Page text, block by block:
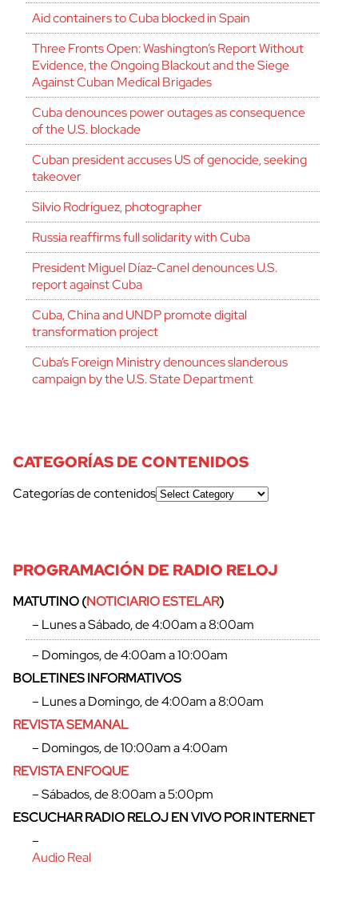
Aid containers to Cuba blocked in Spain
Three Fronts Open: Washington’s Report Without
Evidence, the Ongoing Blackout and the Siege
Against Cuban Medical Brigades
Cuba denounces power outages as consequence
of the U.S. blockade
Cuban president accuses US of genocide, seeking
takeover
Silvio Rodríguez, photographer
Russia reaffirms full solidarity with Cuba
President Miguel Díaz-Canel denounces U.S.
report against Cuba
Cuba, China and UNDP promote digital
transformation project
Cuba’s Foreign Ministry denounces slanderous
campaign by the U.S. State Department
CATEGORÍAS DE CONTENIDOS
Categorías de contenidos
PROGRAMACIÓN DE RADIO RELOJ
MATUTINO (NOTICIARIO ESTELAR)
– Lunes a Sábado, de 4:00am a 8:00am
– Domingos, de 4:00am a 10:00am
BOLETINES INFORMATIVOS
– Lunes a Domingo, de 4:00am a 8:00am
REVISTA SEMANAL
– Domingos, de 10:00am a 4:00am
REVISTA ENFOQUE
– Sábados, de 8:00am a 5:00pm
ESCUCHAR RADIO RELOJ EN VIVO POR INTERNET
–
Audio Real